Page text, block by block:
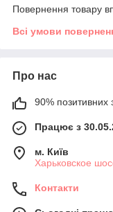
Повернення товару
Всі умови
Про нас
90% позитивних з
Працює з
м. Київ
Харьковское
Контакти